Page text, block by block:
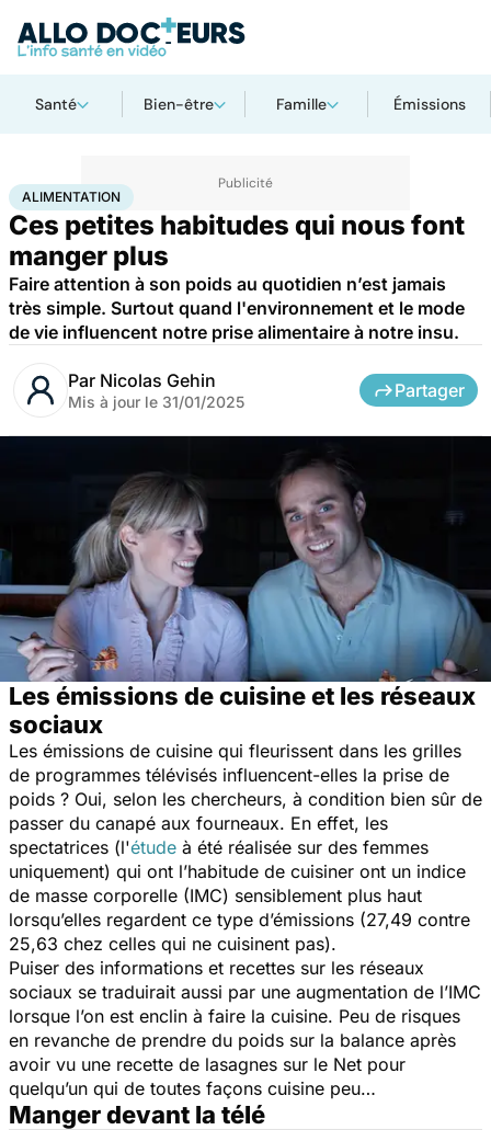
Santé Bien-être Famille Émissions
AccueilBien-être Psycho Alimentation
ALIMENTATION
Ces petites habitudes qui nous font
manger plus
Faire attention à son poids au quotidien n’est jamais
très simple. Surtout quand l'environnement et le mode
de vie influencent notre prise alimentaire à notre insu.
Par Nicolas Gehin
Mis à jour le 31/01/2025
Partager
Les émissions de cuisine et les réseaux
sociaux
Les émissions de cuisine qui fleurissent dans les grilles
de programmes télévisés influencent-elles la prise de
poids ? Oui, selon les chercheurs, à condition bien sûr de
passer du canapé aux fourneaux. En effet, les
spectatrices (l'étude à été réalisée sur des femmes
uniquement) qui ont l’habitude de cuisiner ont un indice
de masse corporelle (IMC) sensiblement plus haut
lorsqu’elles regardent ce type d’émissions (27,49 contre
25,63 chez celles qui ne cuisinent pas).
Puiser des informations et recettes sur les réseaux
sociaux se traduirait aussi par une augmentation de l’IMC
lorsque l’on est enclin à faire la cuisine. Peu de risques
en revanche de prendre du poids sur la balance après
avoir vu une recette de lasagnes sur le Net pour
quelqu’un qui de toutes façons cuisine peu…
Manger devant la télé